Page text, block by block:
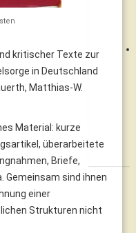
kritischer Texte zur
in Deutschland
Matthias-W.
Material: kurze
überarbeitete
Briefe,
Gemeinsam sind ihnen
einer
Strukturen nicht